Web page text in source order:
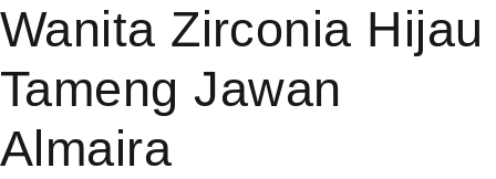
Wanita Zirconia Hijau
Tameng Jawan
Almaira